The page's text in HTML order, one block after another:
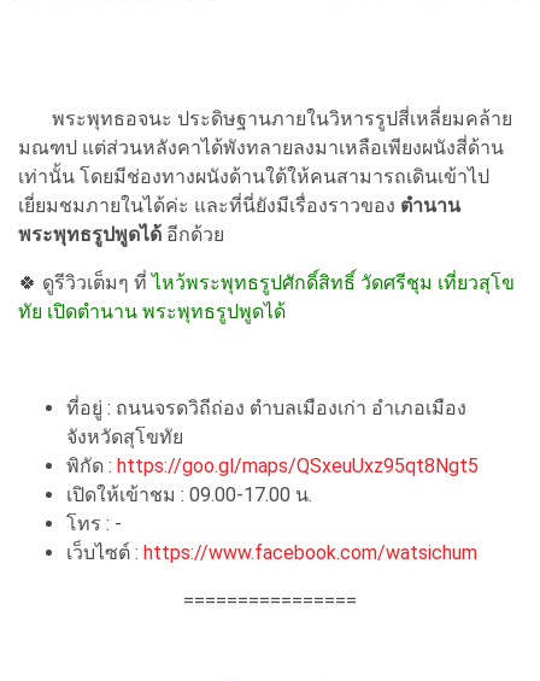
พระพุทธอจนะ ประดิษฐานภายในวิหารรูปสี่เหลี่ยมคล้าย
มณฑป แต่ส่วนหลังคาได้พังทลายลงมาเหลือเพียงผนังสี่ด้าน
เท่านั้น โดยมีช่องทางผนังด้านใต้ให้คนสามารถเดินเข้าไป
เยี่ยมชมภายในได้ค่ะ และที่นี่ยังมีเรื่องราวของ ตำนาน
พระพุทธรูปพูดได้ อีกด้วย
🍀 ดูรีวิวเต็มๆ ที่ไหว้พระพุทธรูปศักดิ์สิทธิ์ วัดศรีชุม เที่ยวสุโข
ทัย เปิดตำนาน พระพุทธรูปพูดได้
ที่อยู่ : ถนนจรดวิถีถ่อง ตำบลเมืองเก่า อำเภอเมือง
จังหวัดสุโขทัย
พิกัด : https://goo.gl/maps/QSxeuUxz95qt8Ngt5
เปิดให้เข้าชม : 09.00-17.00 น.
โทร : -
เว็บไซต์ : https://www.facebook.com/watsichum
================